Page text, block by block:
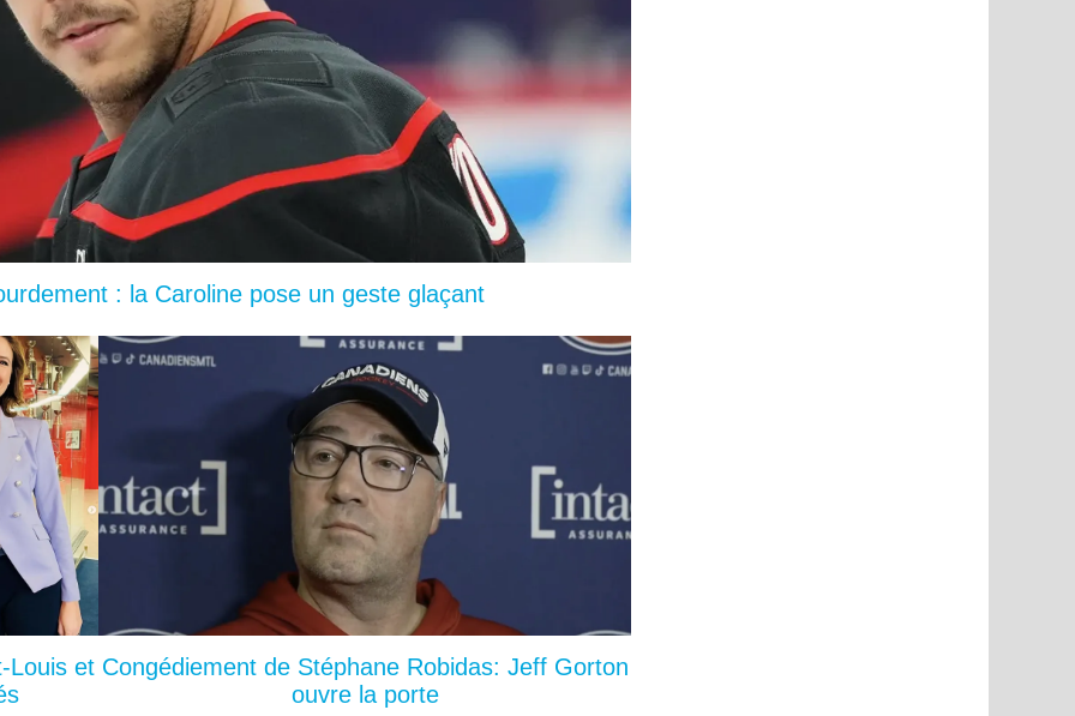
: la Caroline pose un geste glaçant
Louis et Congédiement de Stéphane Robidas: Jeff Gorton
ouvre la porte